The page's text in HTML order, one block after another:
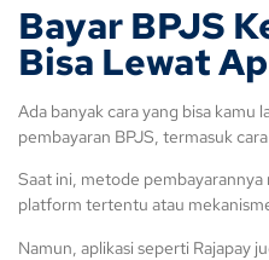
Bayar BPJS
Bisa Lewat
Ada banyak cara yang bisa kamu
pembayaran BPJS, termasuk
Saat ini, metode
platform tertentu atau
Namun, aplikasi seperti Rajapay